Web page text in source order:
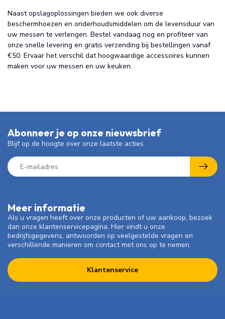
Naast opslagoplossingen bieden we ook diverse
beschermhoezen en onderhoudsmiddelen om de levensduur van
uw messen te verlengen. Bestel vandaag nog en profiteer van
onze snelle levering en gratis verzending bij bestellingen vanaf
€50. Ervaar het verschil dat hoogwaardige accessoires kunnen
maken voor uw messen en uw keuken.
Meer informatie
Als u vragen heeft over onze producten of uw aankoop, bezoek
dan onze klantenservicepagina. Hier vindt u onze
bedrijfsgegevens, antwoorden op veelgestelde vragen en
verschillende manieren om contact met ons op te nemen.
Klantenservice
Abonneer je op onze nieuwsbrief
Blijf op de hoogte over onze laatste acties